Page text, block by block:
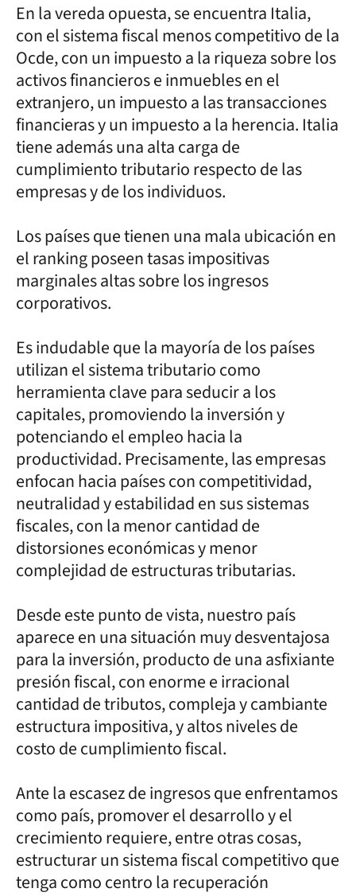
En la vereda opuesta, se encuentra Italia,
con el sistema fiscal menos competitivo de la
Ocde, con un impuesto a la riqueza sobre los
activos financieros e inmuebles en el
extranjero, un impuesto a las transacciones
financieras y un impuesto a la herencia. Italia
tiene además una alta carga de
cumplimiento tributario respecto de las
empresas y de los individuos.
Los países que tienen una mala ubicación en
el ranking poseen tasas impositivas
marginales altas sobre los ingresos
corporativos.
Es indudable que la mayoría de los países
utilizan el sistema tributario como
herramienta clave para seducir a los
capitales, promoviendo la inversión y
potenciando el empleo hacia la
productividad. Precisamente, las empresas
enfocan hacia países con competitividad,
neutralidad y estabilidad en sus sistemas
fiscales, con la menor cantidad de
distorsiones económicas y menor
complejidad de estructuras tributarias.
Desde este punto de vista, nuestro país
aparece en una situación muy desventajosa
para la inversión, producto de una asfixiante
presión fiscal, con enorme e irracional
cantidad de tributos, compleja y cambiante
estructura impositiva, y altos niveles de
costo de cumplimiento fiscal.
Ante la escasez de ingresos que enfrentamos
como país, promover el desarrollo y el
crecimiento requiere, entre otras cosas,
estructurar un sistema fiscal competitivo que
tenga como centro la recuperación